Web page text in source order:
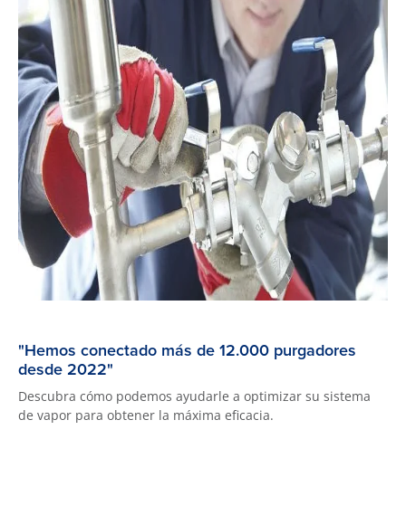
"Hemos conectado más de 12.000 purgadores
desde 2022"
Descubra cómo podemos ayudarle a optimizar su sistema
de vapor para obtener la máxima eficacia.